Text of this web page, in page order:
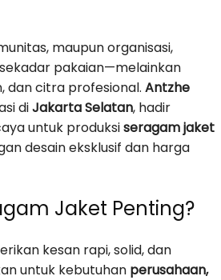
maupun organisasi,
pakaian—melainkan
dan citra profesional. Antzhe
diJakarta Selatan, hadir
untuk produksiseragam jaket
desain eksklusif dan harga
Jaket Penting?
kesan rapi, solid, dan
untuk kebutuhan perusahaan,